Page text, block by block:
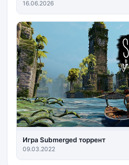
16.06.2026
Игра Submerged торрент
09.03.2022